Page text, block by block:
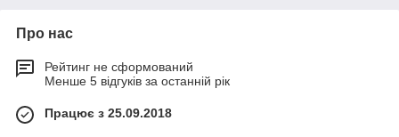
Про нас
Рейтинг не сформований
Менше 5 відгуків за останній рік
Працює з 25.09.2018